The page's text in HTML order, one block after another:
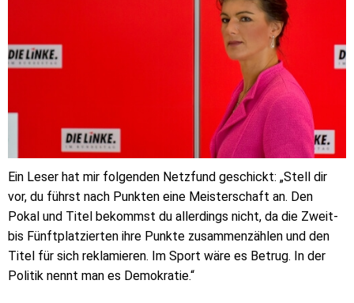
Ein Leser hat mir folgenden Netzfund geschickt: „Stell dir
vor, du führst nach Punkten eine Meisterschaft an. Den
Pokal und Titel bekommst du allerdings nicht, da die Zweit-
bis Fünftplatzierten ihre Punkte zusammenzählen und den
Titel für sich reklamieren. Im Sport wäre es Betrug. In der
Politik nennt man es Demokratie.“